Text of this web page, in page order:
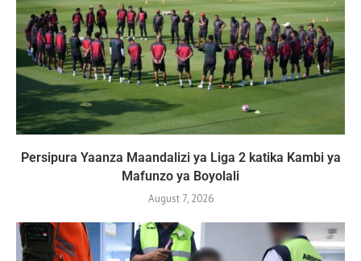
Persipura Yaanza Maandalizi ya Liga 2 katika Kambi ya
Mafunzo ya Boyolali
August 7, 2026